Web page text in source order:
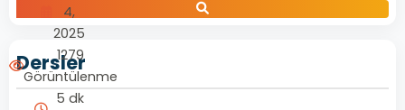
4,
2025
1279
Görüntülenme
5 dk
Dersler